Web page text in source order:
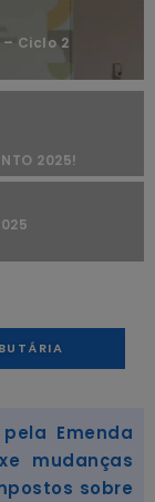
Ciclo 2
2025!
Emenda
mudanças
sobre